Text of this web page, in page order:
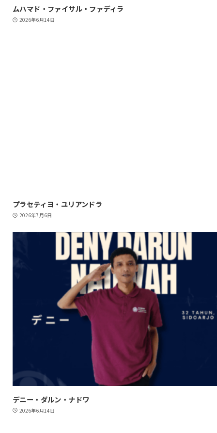
ムハマド・ファイサル・ファディラ
2026年6月14日
プラセティヨ・ユリアンドラ
2026年7月6日
デニー・ダルン・ナドワ
2026年6月14日